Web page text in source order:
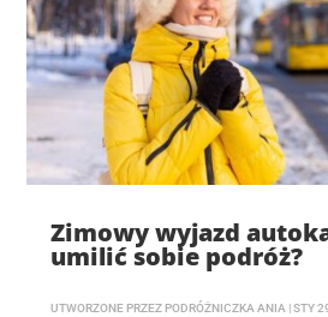
Zimowy wyjazd
umilić sobie podróż?
UTWORZONE PRZEZ PODRÓŻNICZKA ANIA |STY